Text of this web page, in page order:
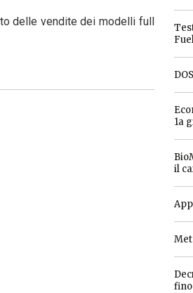
delle vendite dei modelli full
1a
il
fino